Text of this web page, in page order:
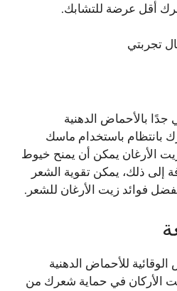
أقل عرضة للتشابك.
تجربتي
جدًا بالأحماض الدهنية
بانتظام باستخدام ماسك
الأرغان يمكن أن يمنح خيوط
إلى ذلك، يمكن تقوية الشعر
فوائد زيت الأرغان للشعر.
للأحماض الدهنية
الأركان في حماية شعرك من